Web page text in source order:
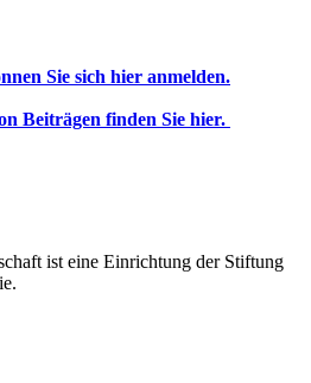
Sie sich hier anmelden.
Beiträgen finden Sie hier.
ist eine Einrichtung der Stiftung